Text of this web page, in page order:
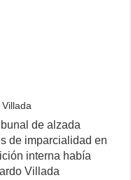
de alzada
de imparcialidad en
interna había
Villada